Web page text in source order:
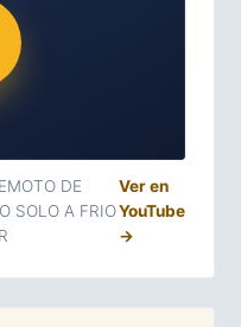
DE
SOLO A FRIO
Ver en
YouTube
→